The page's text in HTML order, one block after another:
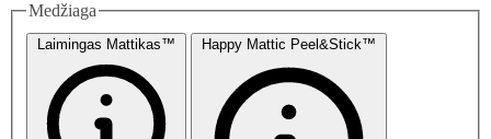
Medžiaga
Laimingas Mattikas™ Happy Mattic Peel&Stick™